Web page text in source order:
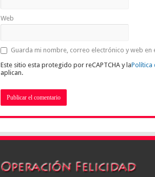
Web
Guarda mi nombre, correo electrónico y web
Este sitio esta protegido por reCAPTCHA y laPolítica
aplican.